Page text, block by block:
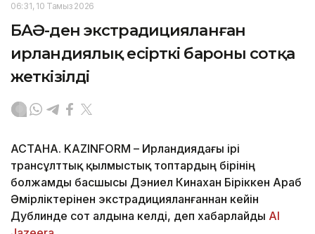
06:31, 10 Тамыз 2026
БАӘ-ден экстрадицияланған
ирландиялық есірткі бароны сотқа
жеткізілді
АСТАНА. KAZINFORM – Ирландиядағы ірі
трансұлттық қылмыстық топтардың бірінің
болжамды басшысы Дэниел Кинахан Біріккен Араб
Әмірліктерінен экстрадицияланғаннан кейін
Дублинде сот алдына келді, деп хабарлайды Al